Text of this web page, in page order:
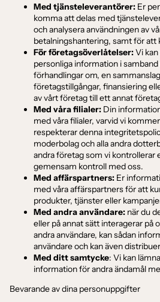
Med tjänsteleverantörer: Er
komma att delas med
och analysera användningen av
betalningshantering, samt för att
För företagsöverlåtelser:Vi
personliga information i
förhandlingar om, en
företagstillgångar, finansiering
av vårt företag till ett annat
Med våra filialer: Din
med våra filialer, varvid vi
respekterar denna
moderbolag och alla andra
andra företag som vi kontrollerar
gemensam kontroll med oss.
Med affärspartners: Er
med våra affärspartners för att
produkter, tjänster eller
Med andra användare: när du
eller på annat sätt interagerar på
andra användare, kan sådan
användare och kan även
Med ditt samtycke: Vi kan
information för andra ändamål
Bevarande av dina personuppgifter